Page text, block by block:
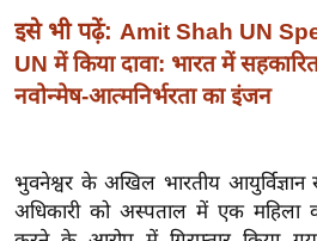
ल
बे
मि
ल
श
इसे भी पढ़ें: Amit Shah UN
UN में किया दावा: भारत में
नवोन्मेष-आत्मनिर्भरता का इंजन
भुवनेश्वर के अखिल भारतीय
अधिकारी को अस्पताल में एक महिला